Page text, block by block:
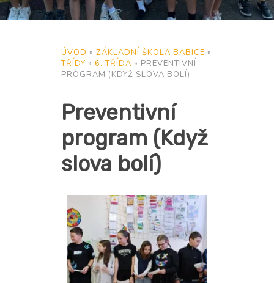
ÚVOD » ZÁKLADNÍ ŠKOLA BABICE »
TŘÍDY » 6. TŘÍDA » PREVENTIVNÍ
PROGRAM (KDYŽ SLOVA BOLÍ)
Preventivní
program (Když
slova bolí)